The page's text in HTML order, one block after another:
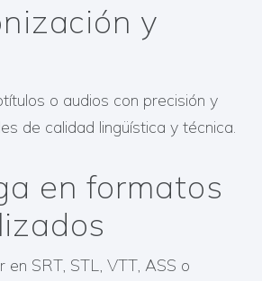
y
o audios con precisión y
de calidad lingüística y técnica.
en formatos
en SRT, STL, VTT, ASS o